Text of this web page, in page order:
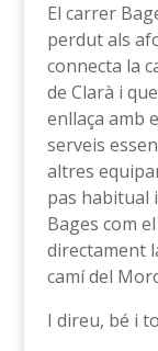
El carrer
perdut als
connecta la
de Clarà i
enllaça amb
serveis
altres
pas habitual
Bages com
directament
camí del
I direu, bé i